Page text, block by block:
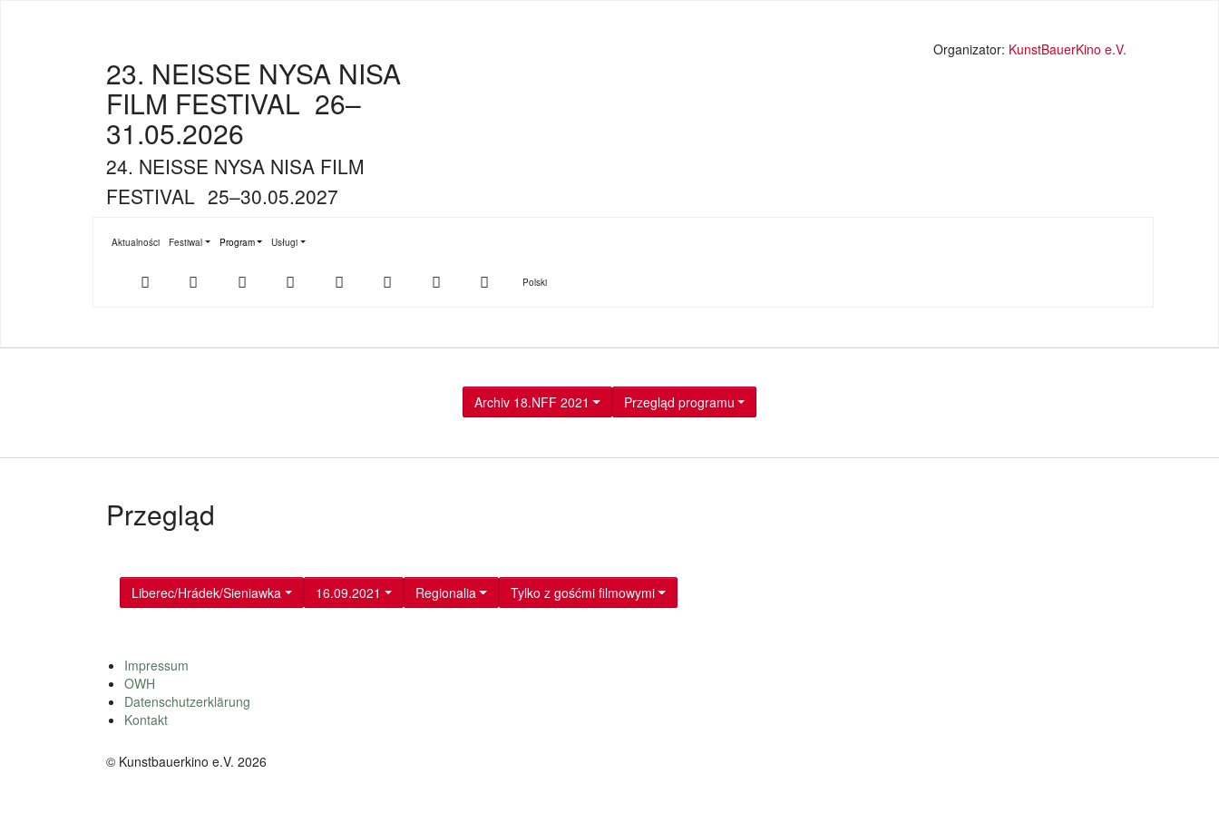
23. NEISSE NYSA NISA
FILM FESTIVAL 26–
31.05.2026
24. NEISSE NYSA NISA FILM
FESTIVAL 25–30.05.2027
Organizator: KunstBauerKino e.V.
Aktualności Festiwal
Submenu for "Festiwal"
Program
Submenu for "Program"
Usługi
Submenu for "Usługi"
Store
Play
Youtube Facebook Twitter Instagram SuchePolski
Archiv 18.NFF 2021 Przegląd programu
Przegląd
Liberec/Hrádek/Sieniawka 16.09.2021 Regionalia Tylko z gośćmi filmowymi
Impressum
OWH
Datenschutzerklärung
Kontakt
© Kunstbauerkino e.V. 2026